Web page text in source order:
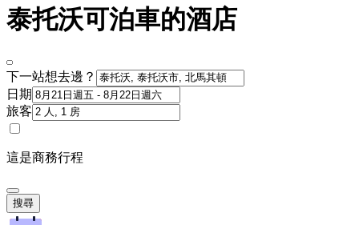
泰托沃可泊車的酒店
下一站想去邊？
日期
旅客
這是商務行程
搜尋